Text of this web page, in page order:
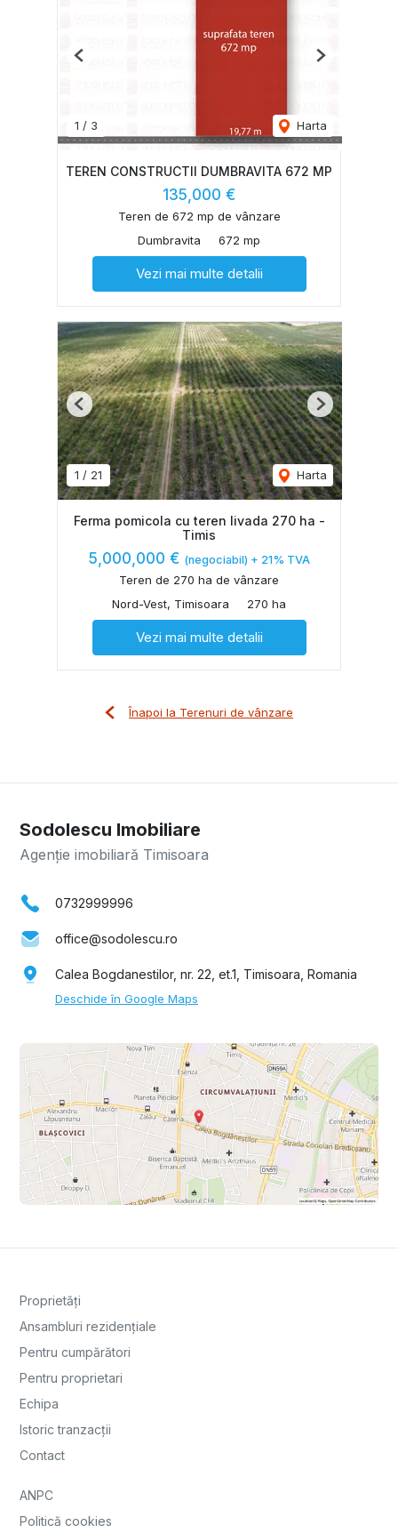
1 / 3 Harta
Previous Next
TEREN CONSTRUCTII DUMBRAVITA 672 MP
135,000 €
Teren de 672 mp de vânzare
Dumbravita
672 mp
Vezi mai multe detalii
1 / 21 Harta
Previous Next
Ferma pomicola cu teren livada 270 ha -
Timis
5,000,000 € (negociabil) + 21% TVA
Teren de 270 ha de vânzare
Nord-Vest, Timisoara
270 ha
Vezi mai multe detalii
Înapoi la Terenuri de vânzare
Sodolescu Imobiliare
Agenție imobiliară Timisoara
0732999996
office@sodolescu.ro
Calea Bogdanestilor, nr. 22, et.1, Timisoara, Romania
Deschide în Google Maps
Proprietăți
Ansambluri rezidențiale
Pentru cumpărători
Pentru proprietari
Echipa
Istoric tranzacții
Contact
ANPC
Politică cookies